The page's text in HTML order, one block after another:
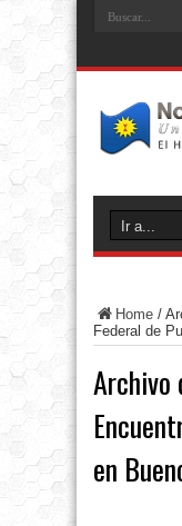
Home /
Federal de
Archivo
en